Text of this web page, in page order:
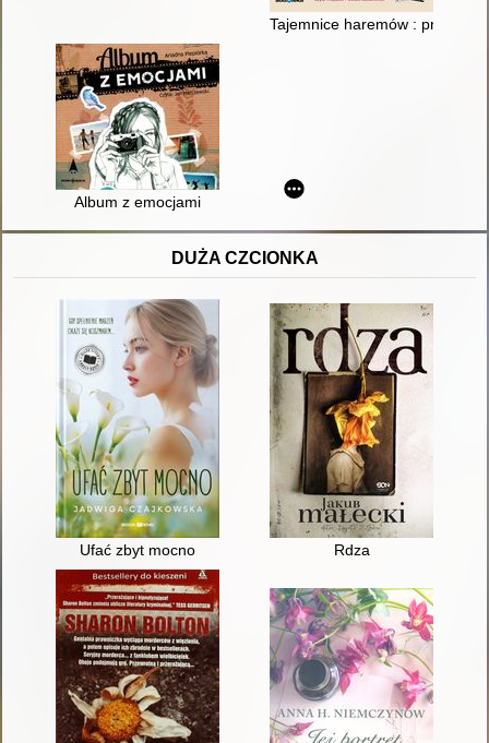
Tajemnice haremów :
Album z emocjami
DUŻA CZCIONKA
Ufać zbyt mocno Rdza